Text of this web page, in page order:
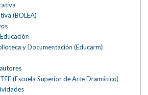
(BOLEA)
y Documentación (Educarm)
TFE(Escuela Superior de Arte Dramático)